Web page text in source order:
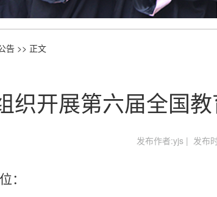
告 >> 正文
织开展第六届全国
发布作者:yjs | 发布
：